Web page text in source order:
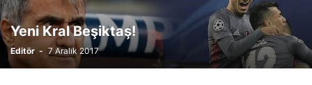
Yeni Kral Beşiktaş!
Editör - 7 Aralık 2017